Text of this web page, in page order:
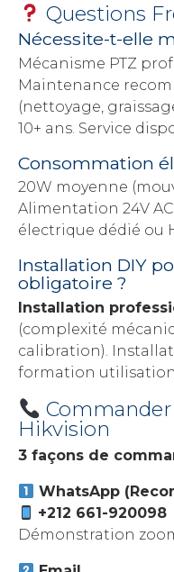
Questions
Nécessite-t-elle
Mécanisme PTZ
Maintenance
(nettoyage,
10+ ans. Service
Consommation
20W moyenne
Alimentation 24V
électrique dédié ou
Installation DIY
obligatoire ?
Installation
(complexité
calibration).
formation
Commander
Hikvision
3 façons de
WhatsApp
+212 661-920098
Démonstration